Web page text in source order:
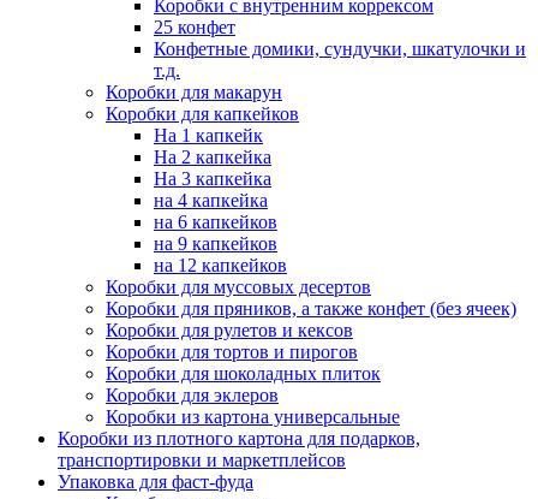
Коробки с внутренним коррексом
25 конфет
Конфетные домики, сундучки, шкатулочки и
т.д.
Коробки для макарун
Коробки для капкейков
На 1 капкейк
На 2 капкейка
На 3 капкейка
на 4 капкейка
на 6 капкейков
на 9 капкейков
на 12 капкейков
Коробки для муссовых десертов
Коробки для пряников, а также конфет (без ячеек)
Коробки для рулетов и кексов
Коробки для тортов и пирогов
Коробки для шоколадных плиток
Коробки для эклеров
Коробки из картона универсальные
Коробки из плотного картона для подарков,
транспортировки и маркетплейсов
Упаковка для фаст-фуда